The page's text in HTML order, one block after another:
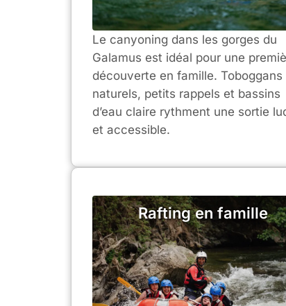
Le canyoning dans les gorges du
Galamus est idéal pour une
découverte en famille. Toboggans
naturels, petits rappels et bassins
d’eau claire rythment une sortie
et accessible.
Rafting en famille